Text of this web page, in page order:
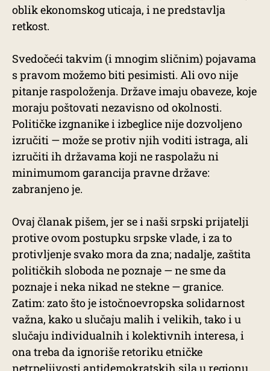
oblik ekonomskog uticaja, i ne predstavlja
retkost.
Svedočeći takvim (i mnogim sličnim) pojavama
s pravom možemo biti pesimisti. Ali ovo nije
pitanje raspoloženja. Države imaju obaveze, koje
moraju poštovati nezavisno od okolnosti.
Političke izgnanike i izbeglice nije dozvoljeno
izručiti — može se protiv njih voditi istraga, ali
izručiti ih državama koji ne raspolažu ni
minimumom garancija pravne države:
zabranjeno je.
Ovaj članak pišem, jer se i naši srpski prijatelji
protive ovom postupku srpske vlade, i za to
protivljenje svako mora da zna; nadalje, zaštita
političkih sloboda ne poznaje — ne sme da
poznaje i neka nikad ne stekne — granice.
Zatim: zato što je istočnoevropska solidarnost
važna, kako u slučaju malih i velikih, tako i u
slučaju individualnih i kolektivnih interesa, i
ona treba da ignoriše retoriku etničke
netrpeljivosti antidemokratskih sila u regionu.